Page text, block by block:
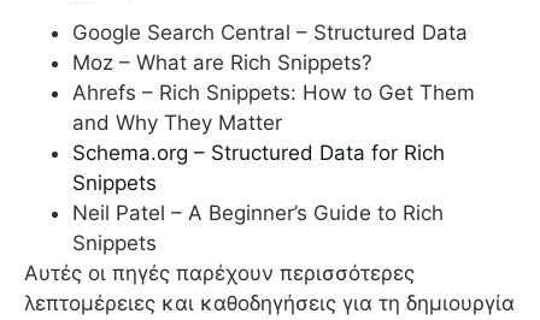
Google Search Central – Structured Data
Moz – What are Rich Snippets?
Ahrefs – Rich Snippets: How to Get Them
and Why They Matter
Schema.org – Structured Data for Rich
Snippets
Neil Patel – A Beginner’s Guide to Rich
Snippets
Αυτές οι πηγές παρέχουν περισσότερες
λεπτομέρειες και καθοδηγήσεις για τη δημιουργία